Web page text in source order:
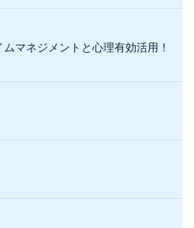
マネジメントと心理有効活用！